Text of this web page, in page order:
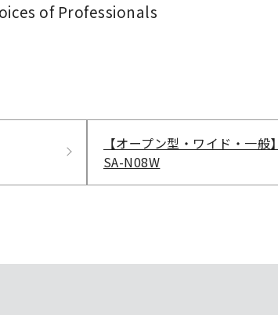
of Professionals
【オープン型・ワイド・一
SA-N08W